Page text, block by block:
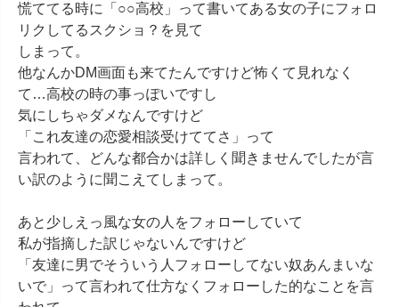
慌ててる時に「○○高校」って書いてある女の子にフォロ
リクしてるスクショ？を見て
しまって。
他なんかDM画面も来てたんですけど怖くて見れなく
て…高校の時の事っぽいですし
気にしちゃダメなんですけど
「これ友達の恋愛相談受けててさ」って
言われて、どんな都合かは詳しく聞きませんでしたが言
い訳のように聞こえてしまって。
あと少しえっ風な女の人をフォローしていて
私が指摘した訳じゃないんですけど
「友達に男でそういう人フォローしてない奴あんまいな
いで」って言われて仕方なくフォローした的なことを言